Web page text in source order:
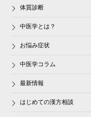
体質診断
中医学とは？
お悩み症状
中医学コラム
最新情報
はじめての漢方相談